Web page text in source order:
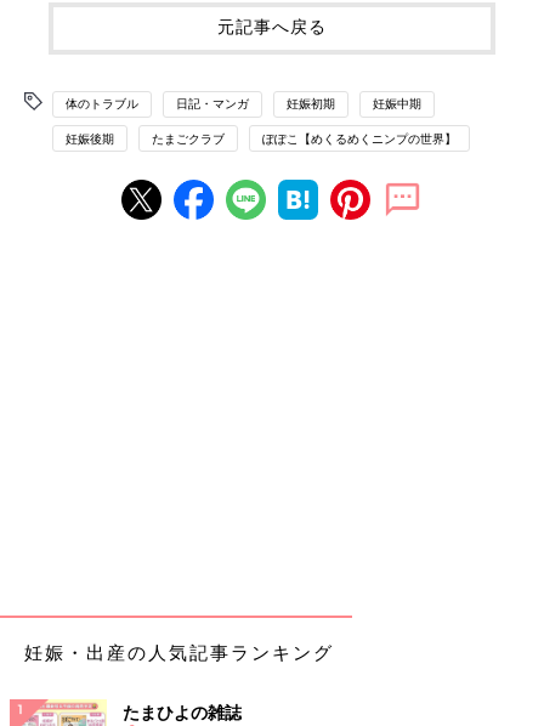
元記事へ戻る
体のトラブル 日記・マンガ 妊娠初期 妊娠中期
妊娠後期 たまごクラブ ぽぽこ【めくるめくニンプの世界】
妊娠・出産の人気記事ランキング
たまひよの雑誌